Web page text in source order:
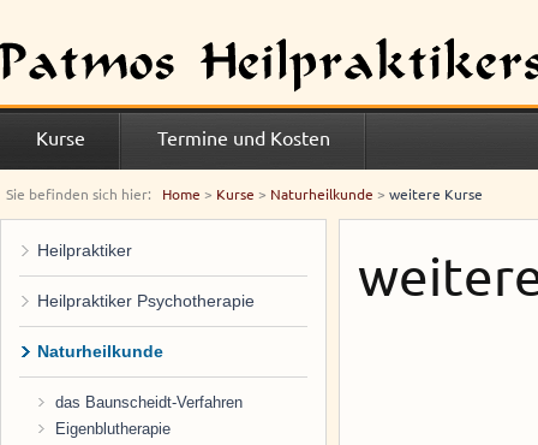
Kurse Termine und Kosten
Sie befinden sich hier: Home > Kurse > Naturheilkunde > weitere Kurse
Heilpraktiker
Heilpraktiker Psychotherapie
Naturheilkunde
das Baunscheidt-Verfahren
Eigenblutherapie